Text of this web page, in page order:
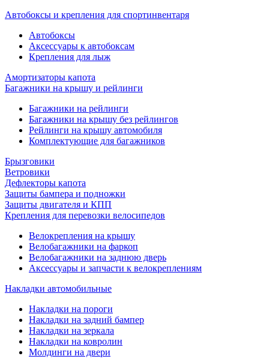
Автобоксы и крепления для спортинвентаря
Автобоксы
Аксессуары к автобоксам
Крепления для лыж
Амортизаторы капота
Багажники на крышу и рейлинги
Багажники на рейлинги
Багажники на крышу без рейлингов
Рейлинги на крышу автомобиля
Комплектующие для багажников
Брызговики
Ветровики
Дефлекторы капота
Защиты бампера и подножки
Защиты двигателя и КПП
Крепления для перевозки велосипедов
Велокрепления на крышу
Велобагажники на фаркоп
Велобагажники на заднюю дверь
Аксессуары и запчасти к велокреплениям
Накладки автомобильные
Накладки на пороги
Накладки на задний бампер
Накладки на зеркала
Накладки на ковролин
Молдинги на двери